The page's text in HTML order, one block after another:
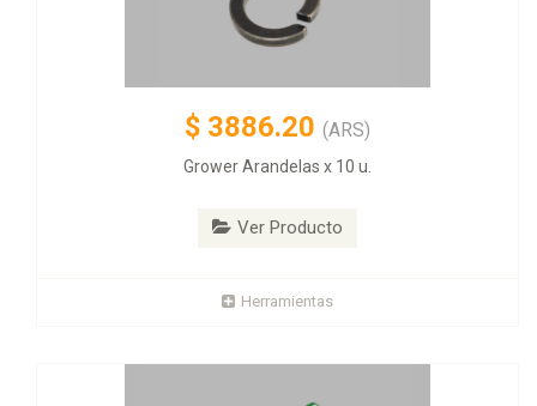
$ 3886.20 (ARS)
Grower Arandelas x 10 u.
Ver Producto
Herramientas